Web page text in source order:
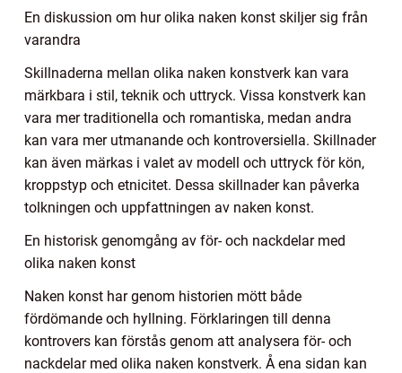
En diskussion om hur olika naken konst skiljer sig från
varandra
Skillnaderna mellan olika naken konstverk kan vara
märkbara i stil, teknik och uttryck. Vissa konstverk kan
vara mer traditionella och romantiska, medan andra
kan vara mer utmanande och kontroversiella. Skillnader
kan även märkas i valet av modell och uttryck för kön,
kroppstyp och etnicitet. Dessa skillnader kan påverka
tolkningen och uppfattningen av naken konst.
En historisk genomgång av för- och nackdelar med
olika naken konst
Naken konst har genom historien mött både
fördömande och hyllning. Förklaringen till denna
kontrovers kan förstås genom att analysera för- och
nackdelar med olika naken konstverk. Å ena sidan kan